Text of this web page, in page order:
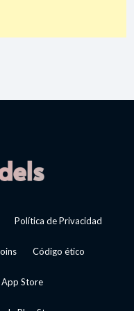
Política de Privacidad
Código ético
App Store